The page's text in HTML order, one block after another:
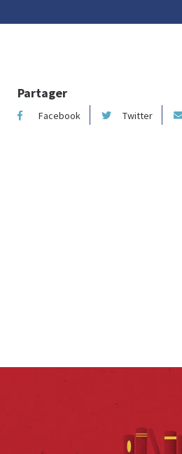
Partager
Facebook Twitter